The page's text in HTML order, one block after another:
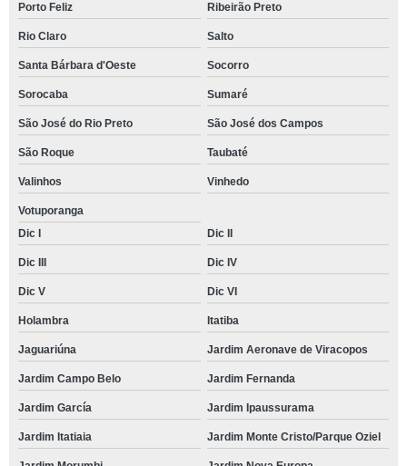
Porto Feliz Ribeirão Preto
Rio Claro Salto
Santa Bárbara d'Oeste Socorro
Sorocaba Sumaré
São José do Rio Preto São José dos Campos
São Roque Taubaté
Valinhos Vinhedo
Votuporanga
Dic I
Dic II
Dic III Dic IV
Dic V Dic VI
Holambra Itatiba
Jaguariúna Jardim Aeronave de Viracopos
Jardim Campo Belo Jardim Fernanda
Jardim García Jardim Ipaussurama
Jardim Itatiaia Jardim Monte Cristo/Parque Oziel